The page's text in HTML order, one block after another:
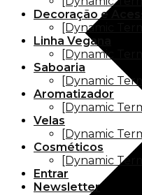
Decoração e
[Dynamic
Linha Vegana
[Dynamic
Saboaria
[Dynamic
Aromatizador
[Dynamic
Velas
[Dynamic
Cosméticos
[Dynamic
Entrar
Newsletter